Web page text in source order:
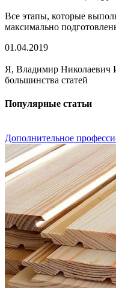
Все этапы, которые
максимально
01.04.2019
Я, Владимир Николаевич
большинства статей
Популярные статьи
Дополнительное